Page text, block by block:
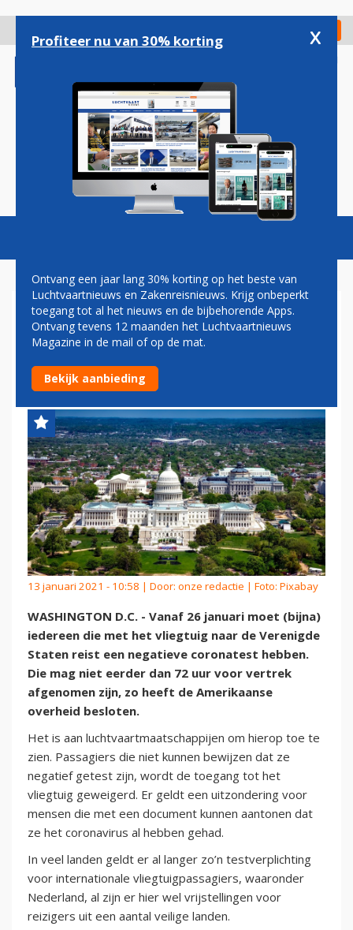
gaan
Check in
Magazine Podcasts Vacatures
CORONATEST OOK
VERPLICHT VOOR REIZEN
NAAR DE VERENIGDE STATEN
13 januari 2021 - 10:58 | Door: onze redactie | Foto: Pixabay
WASHINGTON D.C. - Vanaf 26 januari moet (bijna)
iedereen die met het vliegtuig naar de Verenigde
Staten reist een negatieve coronatest hebben.
Die mag niet eerder dan 72 uur voor vertrek
afgenomen zijn, zo heeft de Amerikaanse
overheid besloten.
Het is aan luchtvaartmaatschappijen om hierop toe te
zien. Passagiers die niet kunnen bewijzen dat ze
negatief getest zijn, wordt de toegang tot het
vliegtuig geweigerd. Er geldt een uitzondering voor
mensen die met een document kunnen aantonen dat
ze het coronavirus al hebben gehad.
In veel landen geldt er al langer zo’n testverplichting
voor internationale vliegtuigpassagiers, waaronder
Nederland, al zijn er hier wel vrijstellingen voor
reizigers uit een aantal veilige landen.
Profiteer nu van 30% korting x
Ontvang een jaar lang 30% korting op het beste van
Luchtvaartnieuws en Zakenreisnieuws. Krijg onbeperkt
toegang tot al het nieuws en de bijbehorende Apps.
Ontvang tevens 12 maanden het Luchtvaartnieuws
Magazine in de mail of op de mat.
Bekijk aanbieding